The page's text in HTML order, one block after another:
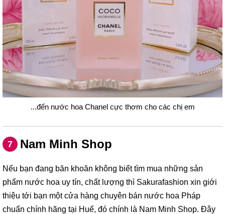
...đến nước hoa Chanel cực thơm cho các chị em
7 Nam Minh Shop
Nếu bạn đang băn khoăn không biết tìm mua những sản
phẩm nước hoa uy tín, chất lượng thì Sakurafashion xin giới
thiệu tới bạn một cửa hàng chuyên bán nước hoa Pháp
chuẩn chính hãng tại Huế, đó chính là Nam Minh Shop. Đây